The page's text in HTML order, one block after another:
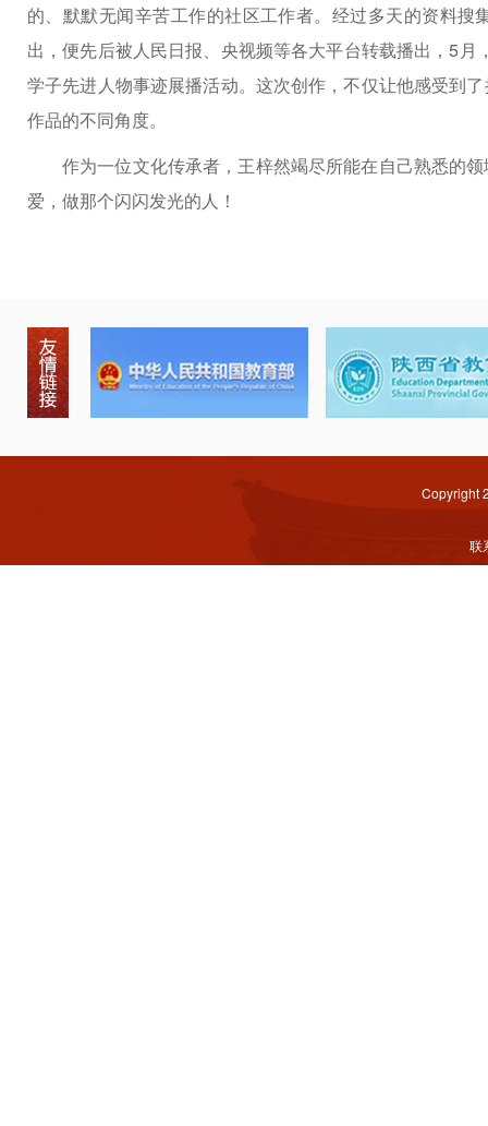
的、默默无闻辛苦工作的社区工作者。经过多天的资料
出，便先后被人民日报、央视频等各大平台转载播出，5月
学子先进人物事迹展播活动。这次创作，不仅让他感受到
作品的不同角度。
作为一位文化传承者，王梓然竭尽所能在自己熟悉的
爱，做那个闪闪发光的人！
Copyright
联